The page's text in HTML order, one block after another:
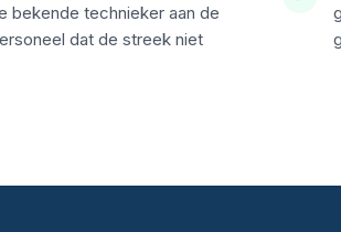
bekende technieker aan de
dat de streek niet